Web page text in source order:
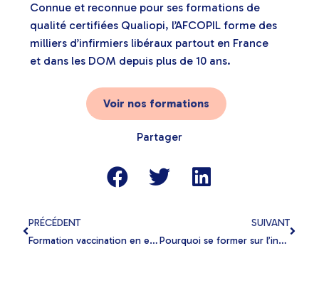
Connue et reconnue pour ses formations de
qualité certifiées Qualiopi, l’AFCOPIL forme des
milliers d’infirmiers libéraux partout en France
et dans les DOM depuis plus de 10 ans.
Voir nos formations
Partager
PRÉCÉDENT
Formation vaccination en e-learning : une solution avantageuse pour les IDEL
SUIVANT
Pourquoi se former sur l’insuffisance rénale chronique ?